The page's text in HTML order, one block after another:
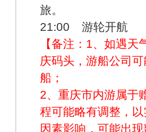
旅。
21:00 游轮开航
【备注：1、如遇
庆码头，游船公司
船；
2、重庆市内游属于
程可能略有调整，
因素影响，可能出